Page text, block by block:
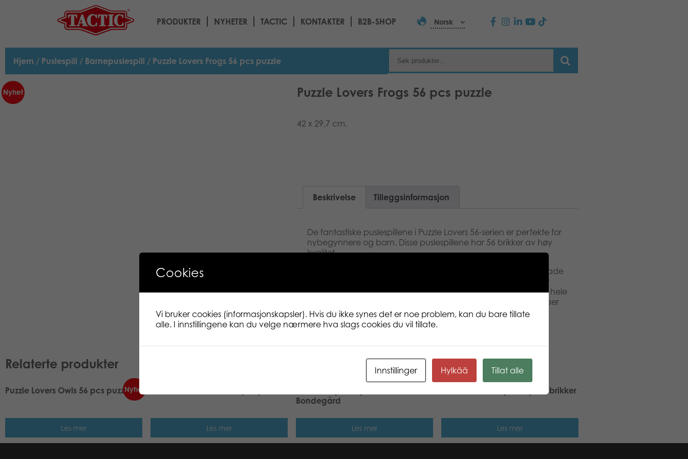
PRODUKTER NYHETER TACTIC KONTAKTER B2B-SHOP Norsk
Hjem / Puslespill / Barnepuslespill / Puzzle Lovers Frogs 56 pcs puzzle
Nyhet Puzzle Lovers Frogs 56 pcs puzzle
42 x 29,7 cm.
Beskrivelse Tilleggsinformasjon
De fantastiske puslespillene i Puzzle Lovers 56-serien er perfekte for
nybegynnere og barn. Disse puslespillene har 56 brikker av høy
kvalitet.
Puzzle Lovers har noe for enhver puslespillentusiast. Fra pusleglade
hobbyister til ivrige nybegynnere og barn. Puslespillene av høy
kvalitet inneholder nydelige landskap, fascinerende steder fra hele
verden, mektige dyr, spesielle nordiske og sesongmessige temaer
og mye mer.
Relaterte produkter
Nyhet
Puzzle Lovers Owls 56 pcs puzzle
Les mer Les mer
Bondegård
Les mer
Babblarna Titteipuslespill 6 brikker
Les mer
Cookies
Vi bruker cookies (informasjonskapsler). Hvis du ikke synes det er noe problem, kan du bare tillate
alle. I innstillingene kan du velge nærmere hva slags cookies du vil tillate.
Innstillinger Hylkää Tillat alle